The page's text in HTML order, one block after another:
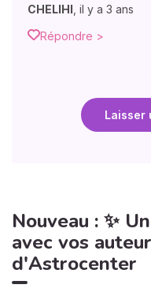
CHELIHI il y a 3 ans
Répondre >
Laisser
Nouveau : ✨
avec vos
d'Astrocenter